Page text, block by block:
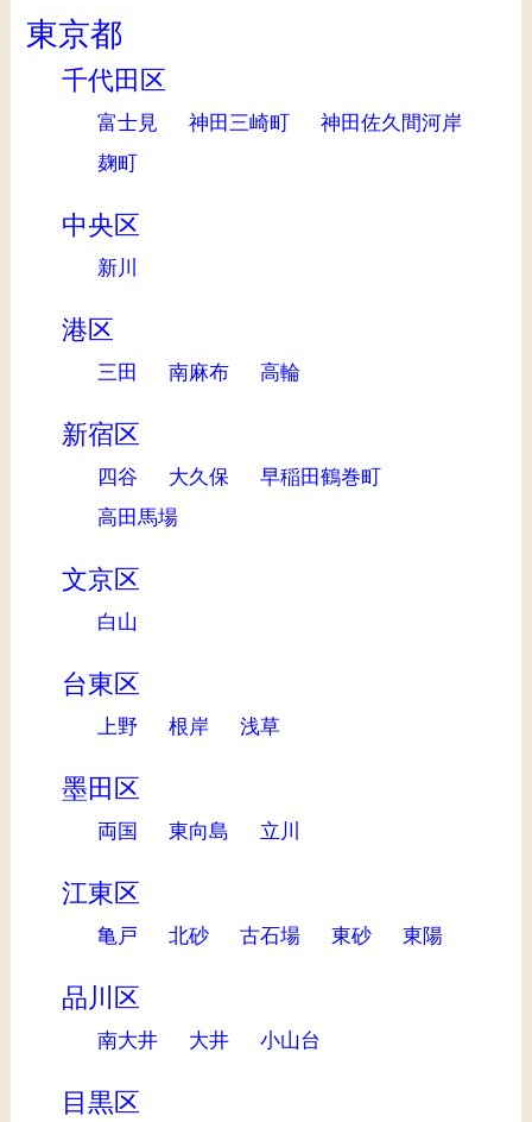
東京都
千代田区
富士見 神田三崎町
神田佐久間河岸
麹町
中央区
新川
港区
三田 南麻布 高輪
新宿区
四谷 大久保
早稲田鶴巻町
高田馬場
文京区
白山
台東区
上野 根岸 浅草
墨田区
両国 東向島 立川
江東区
亀戸 北砂 古石場 東砂 東陽
品川区
南大井 大井 小山台
目黒区